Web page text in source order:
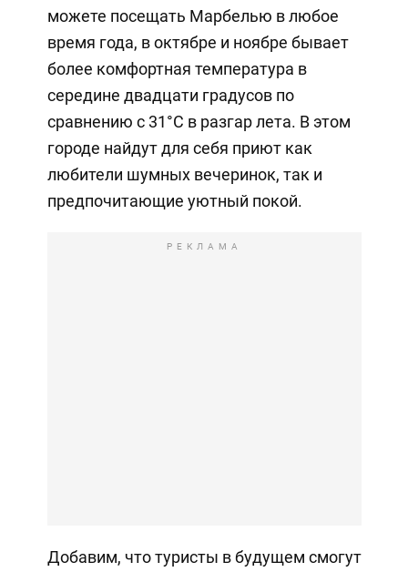
можете посещать Марбелью в любое
время года, в октябре и ноябре бывает
более комфортная температура в
середине двадцати градусов по
сравнению с 31°C в разгар лета. В этом
городе найдут для себя приют как
любители шумных вечеринок, так и
предпочитающие уютный покой.
РЕКЛАМА
Добавим, что туристы в будущем смогут